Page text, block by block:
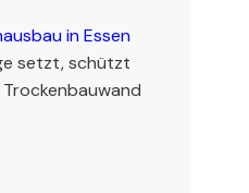
in Essen
setzt, schützt